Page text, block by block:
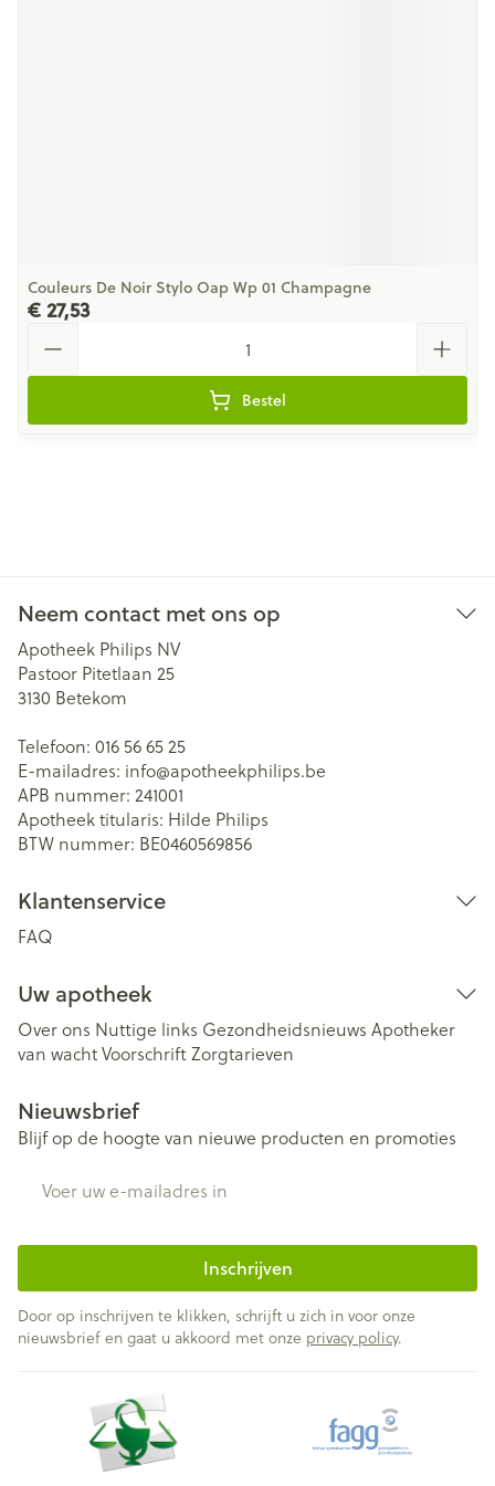
Couleurs De Noir Stylo Oap Wp 01 Champagne
€ 27,53
Bestel
Neem contact met ons op
Apotheek Philips NV
Pastoor Pitetlaan 25
3130 Betekom
Telefoon: 016 56 65 25
E-mailadres: info@apotheekphilips.be
APB nummer: 241001
Apotheek titularis: Hilde Philips
BTW nummer: BE0460569856
Klantenservice
FAQ
Uw apotheek
Over ons Nuttige links Gezondheidsnieuws Apotheker
van wachtVoorschriftZorgtarieven
Nieuwsbrief
Blijf op de hoogte van nieuwe producten en promoties
Inschrijven
Door op inschrijven te klikken, schrijft u zich in voor onze
nieuwsbrief en gaat u akkoord met onze privacy policy.